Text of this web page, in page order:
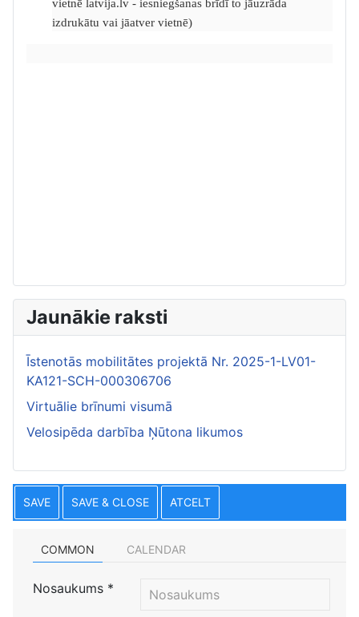
vietnē latvija.lv - iesniegšanas brīdī to jāuzrāda
izdrukātu vai jāatver vietnē)
Jaunākie raksti
Īstenotās mobilitātes projektā Nr. 2025-1-LV01-
KA121-SCH-000306706
Virtuālie brīnumi visumā
Velosipēda darbība Ņūtona likumos
SAVE SAVE & CLOSE ATCELT
COMMON CALENDAR
Nosaukums *